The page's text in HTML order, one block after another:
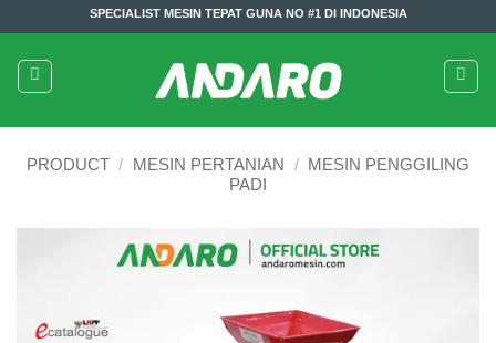
to
content
SPECIALIST MESIN TEPAT GUNA NO #1 DI INDONESIA
PRODUCT / MESIN PERTANIAN / MESIN PENGGILING
PADI